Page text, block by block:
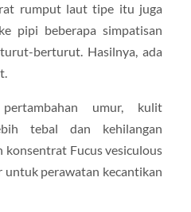
rumput laut tipe itu juga
pipi beberapa simpatisan
berturut. Hasilnya, ada
pertambahan umur, kulit
tebal dan kehilangan
konsentrat Fucus vesiculous
untuk perawatan kecantikan